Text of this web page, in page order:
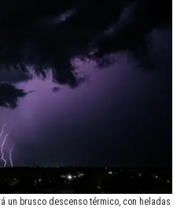
un brusco descenso térmico, con heladas